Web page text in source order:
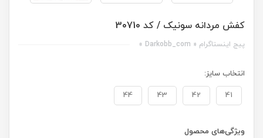
کفش مردانه سونیک / کد 30710
پیج اینستاگرام « Darkobb_com »
انتخاب سایز:
41
42
43
44
ویژگی‌های محصول